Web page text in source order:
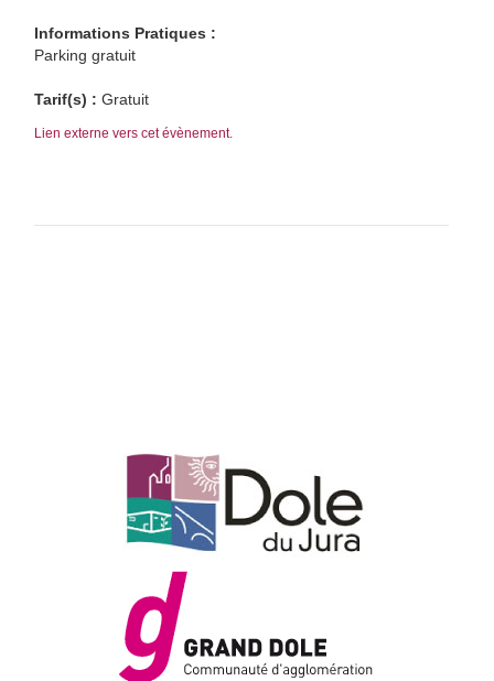
Informations Pratiques :
Parking gratuit
Tarif(s) : Gratuit
Lien externe vers cet évènement.